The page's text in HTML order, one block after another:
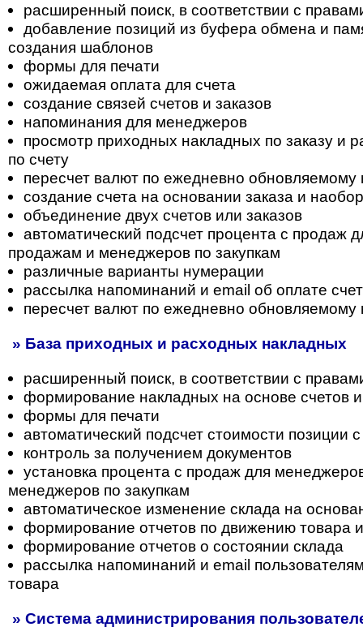
расширенный поиск, в соответствии с
добавление позиций из буфера обмена и
создания шаблонов
формы для печати
ожидаемая оплата для счета
создание связей счетов и заказов
напоминания для менеджеров
просмотр приходных накладных по заказу и
по счету
пересчет валют по ежедневно обновляемому
создание счета на основании заказа и
объединение двух счетов или заказов
автоматический подсчет процента с продаж
продажам и менеджеров по закупкам
различные варианты нумерации
рассылка напоминаний и email об оплате
пересчет валют по ежедневно обновляемому
» База приходных и расходных накладных
расширенный поиск, в соответствии с
формирование накладных на основе счетов и
формы для печати
автоматический подсчет стоимости позиции
контроль за получением документов
установка процента с продаж для
менеджеров по закупкам
автоматическое изменение склада на
формирование отчетов по движению товара
формирование отчетов о состоянии склада
рассылка напоминаний и email
товара
» Система администрирования